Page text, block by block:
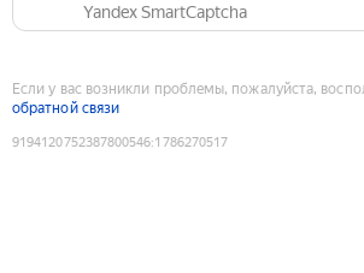
Yandex SmartCaptcha
Если у вас возникли проблемы, пожалуйста,
обратной связи
9194120752387800546:1786270517